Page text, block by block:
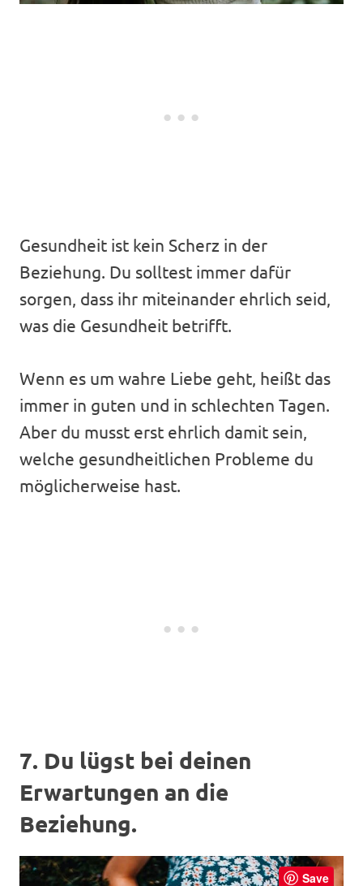
Gesundheit ist kein Scherz in der
Beziehung. Du solltest immer dafür
sorgen, dass ihr miteinander ehrlich seid,
was die Gesundheit betrifft.
Wenn es um wahre Liebe geht, heißt das
immer in guten und in schlechten Tagen.
Aber du musst erst ehrlich damit sein,
welche gesundheitlichen Probleme du
möglicherweise hast.
7. Du lügst bei deinen
Erwartungen an die
Beziehung.
Save